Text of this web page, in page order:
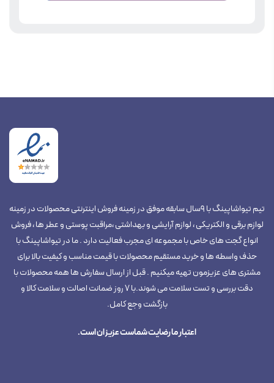
تیم تیواشاپینگ با 9سال سابقه موفق در زمینه فروش اینترنتی محصولات در زمینه
لوازم برقی و الکتریکی ، لوازم آرایشی و بهداشتی ،مراقبت پوستی و عطر ها ، فروش
انواع گجت های خاص با مجموعه ای مجرب فعالیت دارد . ما در تیواشاپینگ با
حذف واسطه ها و خرید مستقیم محصولات با قیمت مناسب و کیفیت بالا برای
مشتری های عزیزمون تهیه میکنیم . قبل از ارسال سفارش ها همه محصولات با
دقت بررسی و تست سلامت می شوند.با 7 روز ضمانت اصالت و سلامت کالا و
بازگشت وجع کامل.
اعتبار ما رضایت شماست عزیزان است.